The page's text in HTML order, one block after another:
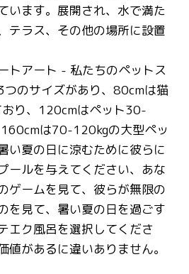
います。展開され、水で満た
テラス、その他の場所に設置
トアート - 私たちのペットス
つのサイズがあり、80cmは猫
り、120cmはペット30-
は70-120kgの大型ペッ
い夏の日に涼むために彼らに
ールを与えてください、あな
ゲームを見て、彼らが無限の
を見て、暑い夏の日を過ごす
エク風呂を選択してくださ
値があるに違いありません。